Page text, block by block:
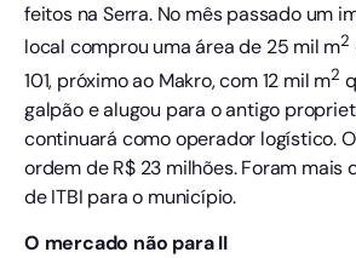
feitos na Serra. No mês passado um
local comprou uma área de 25 mil m2
101, próximo ao Makro, com 12 mil m2
galpão e alugou para o antigo
continuará como operador logístico.
ordem de R$ 23 milhões. Foram mais
de ITBI para o município.
O mercado não para II